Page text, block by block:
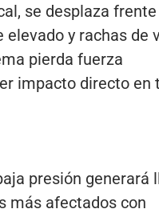
se desplaza
y rachas de
pierda fuerza
impacto directo en
presión generará
más afectados con